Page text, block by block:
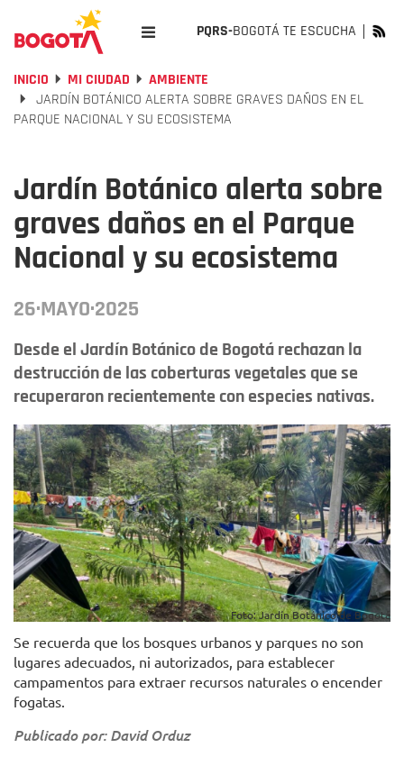
PQRS-BOGOTÁ TE ESCUCHA
INICIO MI CIUDAD
AMBIENTE
JARDÍN BOTÁNICO ALERTA SOBRE GRAVES DAÑOS EN EL
PARQUE NACIONAL Y SU ECOSISTEMA
Jardín Botánico alerta sobre
graves daños en el Parque
Nacional y su ecosistema
26·MAYO·2025
Desde el Jardín Botánico de Bogotá rechazan la
destrucción de las coberturas vegetales que se
recuperaron recientemente con especies nativas.
Foto: Jardín Botánico de Bogotá
Se recuerda que los bosques urbanos y parques no son
lugares adecuados, ni autorizados, para establecer
campamentos para extraer recursos naturales o encender
fogatas.
Publicado por: David Orduz